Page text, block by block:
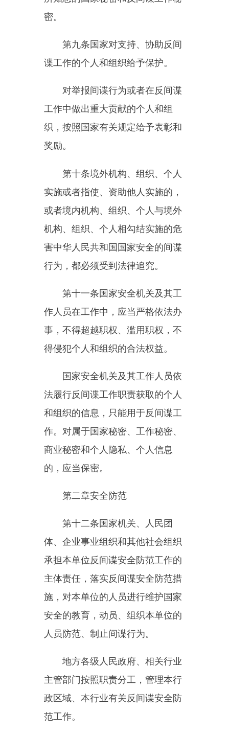
第十一条国家安全机关及其工
作人员在工作中，应当严格依法办
得侵犯个人和组织的合法权益。
国家安全机关及其工作人员依
作。对属于国家秘密、工作秘密、
商业秘密和个人隐私、个人信息
第二章安全防范
第十二条国家机关、人民团
体、企业事业组织和其他社会组织
施，对本单位的人员进行维护国家
安全的教育，动员、组织本单位的
人员防范、制止间谍行为。
地方各级人民政府、相关行业
主管部门按照职责分工，管理本行
政区域、本行业有关反间谍安全防
国家安全机关依法协调指导、
监督检查反间谍安全防范工作。
宣传教育，将反间谍安全防范知识
纳入教育、培训、普法宣传内容，
增强全民反间谍安全防范意识和国
新闻、广播、电视、文化、互
联网信息服务等单位，应当面向社
会有针对性地开展反间谍宣传教
国家安全机关应当根据反间谍
安全防范形势，指导有关单位开展
反间谍宣传教育活动，提高防范意
识和能力。